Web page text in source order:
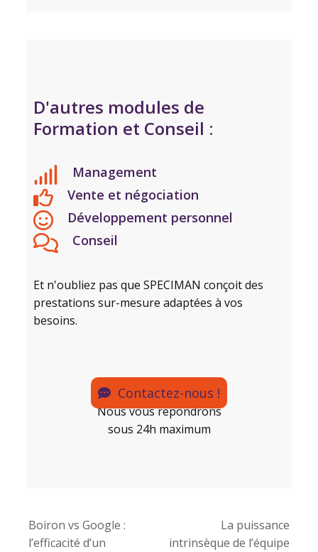
D'autres modules de
Formation et Conseil :
Management
Vente et négociation
Développement personnel
Conseil
Et n'oubliez pas que SPECIMAN conçoit des
prestations sur-mesure adaptées à vos
besoins.
Contactez-nous !
Nous vous répondrons
sous 24h maximum
Boiron vs Google :
l’efficacité d’un
La puissance
intrinsèque de l’équipe